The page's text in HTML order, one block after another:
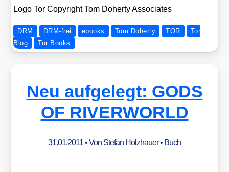
Logo Tor Copy­right Tom Doh­erty Asso­cia­tes
DRM DRM-frei ebooks Tom Doherty TOR
Tor
Blog
Tor Books
Neu aufgelegt: GODS
OF RIVERWORLD
31.01.2011• Von Stefan Holzhauer• Buch